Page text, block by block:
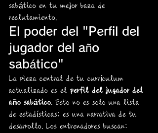
sabático en tu mejor baza de
reclutamiento.
El poder del "Perfil del
jugador del año
sabático"
La pieza central de tu currículum
actualizado es el perfil del jugador del
año sabático . Esto no es solo una lista
de estadísticas; es una narrativa de tu
desarrollo. Los entrenadores buscan: